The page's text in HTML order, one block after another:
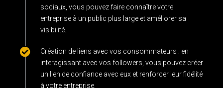
sociaux, vous pouvez faire connaître votre
entreprise à un public plus large et améliorer sa
visibilité.
Création de liens avec vos consommateurs : en
interagissant avec vos followers, vous pouvez créer
un lien de confiance avec eux et renforcer leur fidélité
à votre entreprise.